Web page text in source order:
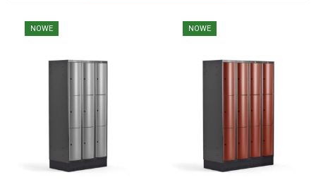
NOWE NOWE